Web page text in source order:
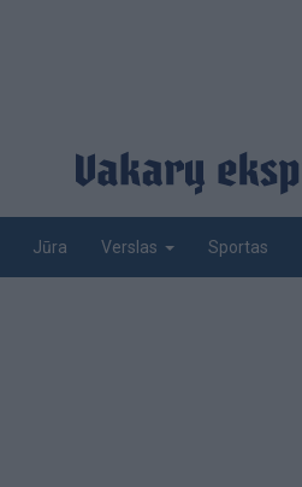
Jūra Verslas Sportas